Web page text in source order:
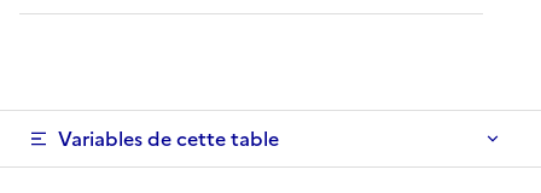
Variables de cette table